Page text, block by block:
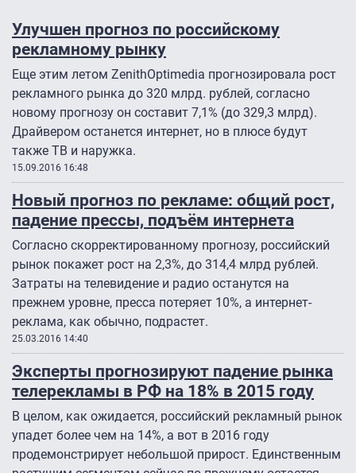
Улучшен прогноз по российскому
рекламному рынку
Еще этим летом ZenithOptimedia прогнозировала рост
рекламного рынка до 320 млрд. рублей, согласно
новому прогнозу он составит 7,1% (до 329,3 млрд).
Драйвером останется интернет, но в плюсе будут
также ТВ и наружка.
15.09.2016 16:48
Новый прогноз по рекламе: общий рост,
падение прессы, подъём интернета
Согласно скорректированному прогнозу, российский
рынок покажет рост на 2,3%, до 314,4 млрд рублей.
Затраты на телевидение и радио останутся на
прежнем уровне, пресса потеряет 10%, а интернет-
реклама, как обычно, подрастет.
25.03.2016 14:40
Эксперты прогнозируют падение рынка
телерекламы в РФ на 18% в 2015 году
В целом, как ожидается, российский рекламный рынок
упадет более чем на 14%, а вот в 2016 году
продемонстрирует небольшой прирост. Единственным